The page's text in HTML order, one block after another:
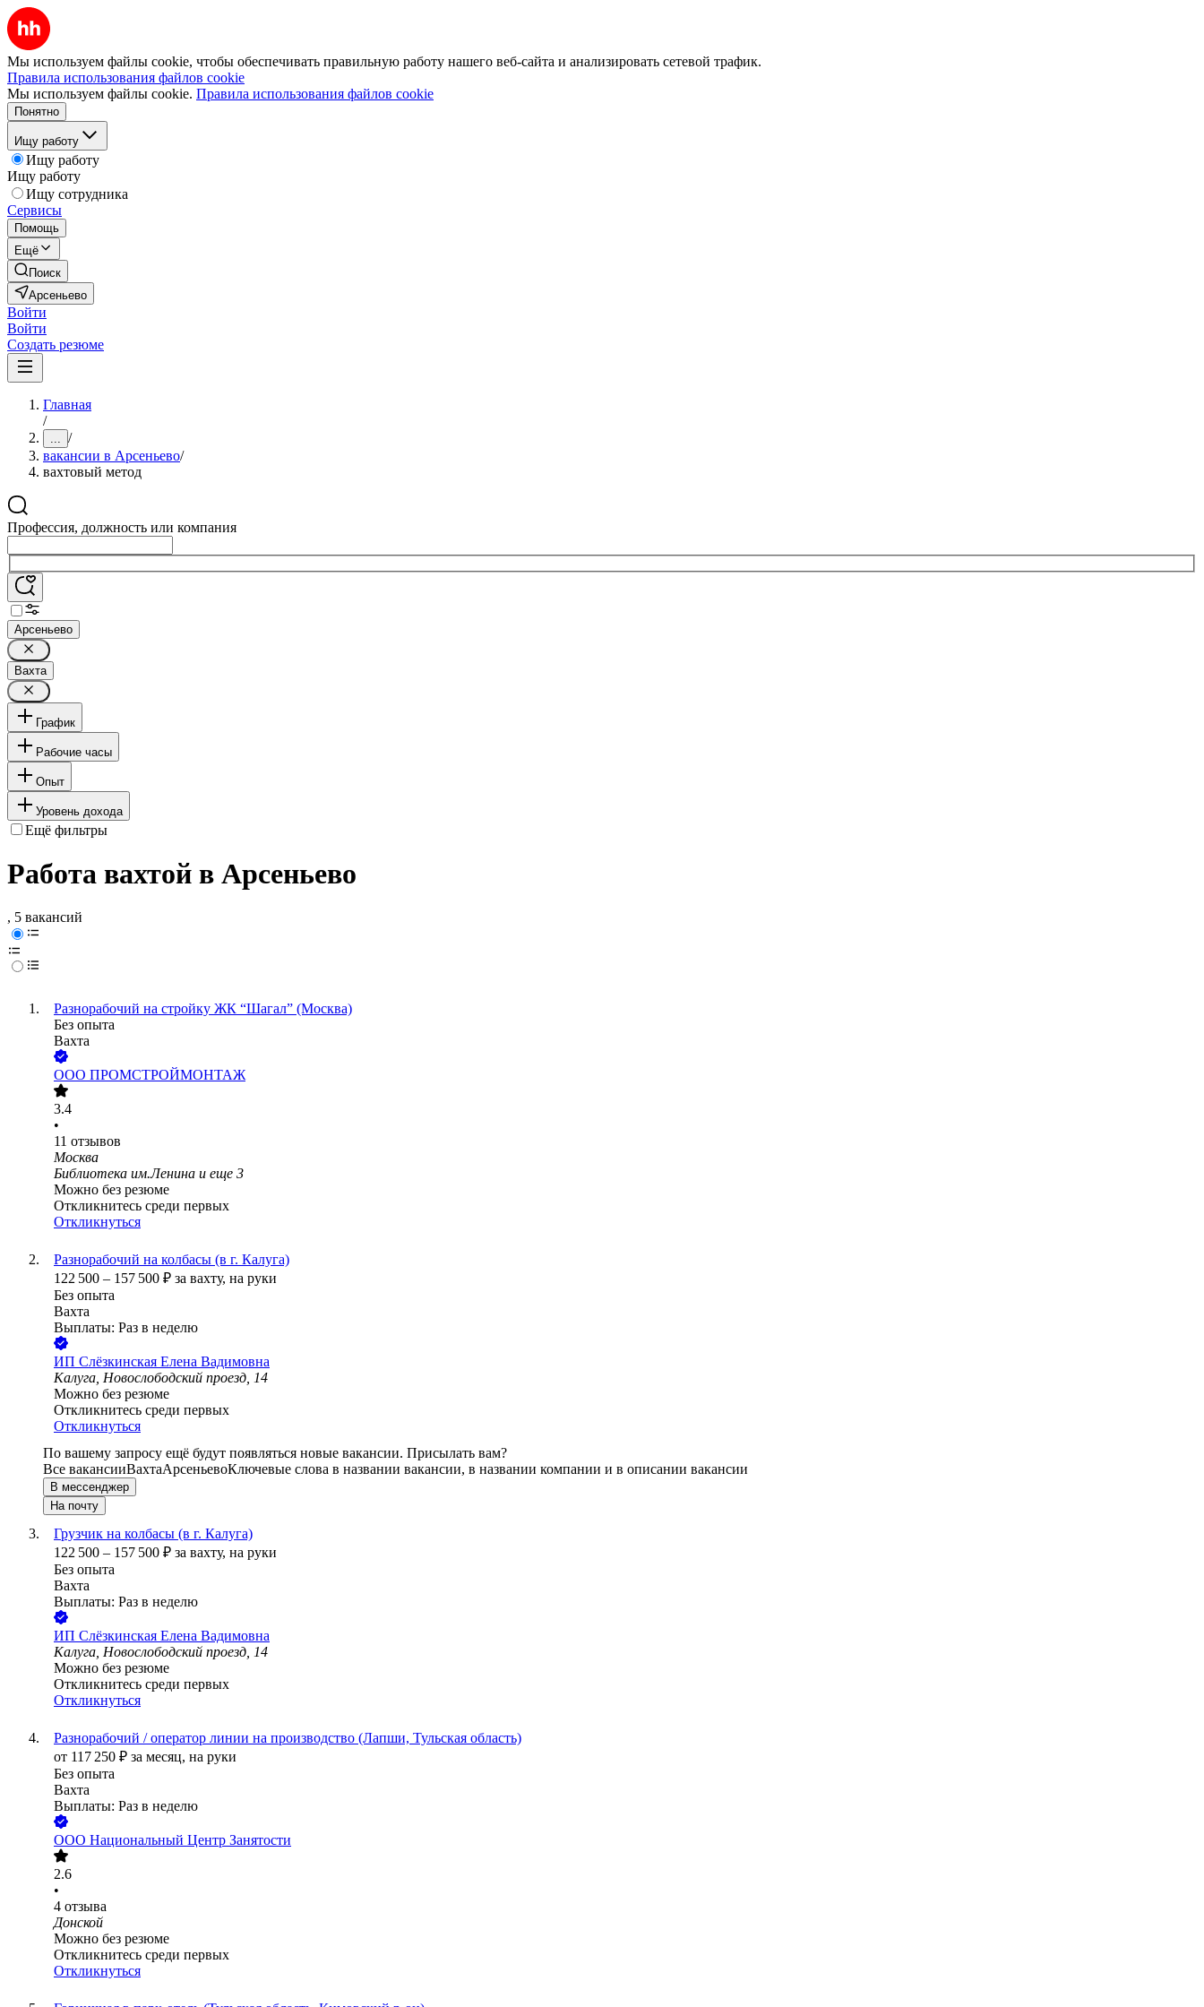
Мы используем файлы cookie, чтобы обеспечивать правильную работу нашего веб-сайта и анализировать сетевой трафик.
Правила использования файлов cookie
Мы используем файлы cookie. Правила использования файлов cookie
Понятно
Ищу работу
Ищу работу
Ищу работу
Ищу сотрудника
Сервисы
Помощь
Ещё
Поиск
Арсеньево
Войти
Войти
Создать резюме
Главная
/
... /
вакансии в Арсеньево/
вахтовый метод
Профессия, должность или компания
Арсеньево
Вахта
График
Рабочие часы
Опыт
Уровень дохода
Ещё фильтры
Работа вахтой в Арсеньево
, 5 вакансий
Разнорабочий на стройку ЖК “Шагал” (Москва)
Без опыта
Вахта
ООО ПРОМСТРОЙМОНТАЖ
3.4
•
11 отзывов
Москва
Библиотека им.Ленина и еще 3
Можно без резюме
Откликнитесь среди первых
Откликнуться
Разнорабочий на колбасы (в г. Калуга)
122 500 – 157 500 ₽ за вахту, на руки
Без опыта
Вахта
Выплаты: Раз в неделю
ИП Слёзкинская Елена Вадимовна
Калуга, Новослободский проезд, 14
Можно без резюме
Откликнитесь среди первых
Откликнуться
По вашему запросу ещё будут появляться новые вакансии. Присылать вам?
Все вакансииВахтаАрсеньевоКлючевые слова в названии вакансии, в названии компании и в описании вакансии
В мессенджер
На почту
Грузчик на колбасы (в г. Калуга)
122 500 – 157 500 ₽ за вахту, на руки
Без опыта
Вахта
Выплаты: Раз в неделю
ИП Слёзкинская Елена Вадимовна
Калуга, Новослободский проезд, 14
Можно без резюме
Откликнитесь среди первых
Откликнуться
Разнорабочий / оператор линии на производство (Лапши, Тульская область)
от 117 250 ₽ за месяц, на руки
Без опыта
Вахта
Выплаты: Раз в неделю
ООО Национальный Центр Занятости
2.6
•
4 отзыва
Донской
Можно без резюме
Откликнитесь среди первых
Откликнуться